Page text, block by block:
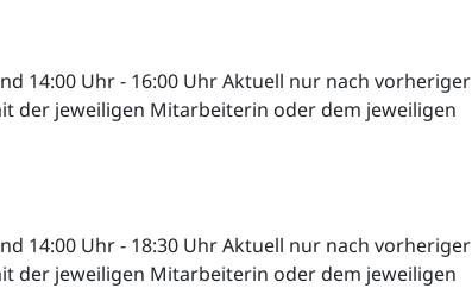
14:00 Uhr- 16:00 UhrAktuell nur nach vorheriger
der jeweiligen Mitarbeiterin oder dem jeweiligen
14:00 Uhr- 18:30 UhrAktuell nur nach vorheriger
der jeweiligen Mitarbeiterin oder dem jeweiligen